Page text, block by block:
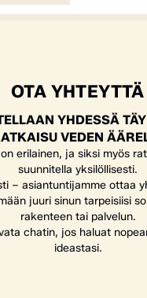
OTA YHTEYTTÄ
YHDESSÄ
VEDEN
erilainen, ja siksi myös
suunnitella yksilöllisesti.
– asiantuntijamme ottaa
juuri sinun tarpeisiisi
rakenteen tai palvelun.
chatin, jos haluat
ideastasi.